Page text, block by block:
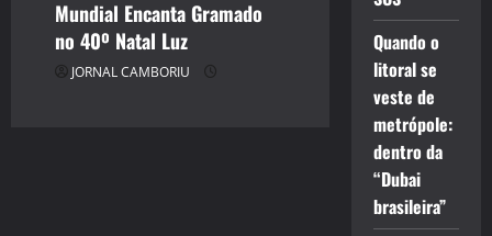
Mundial Encanta Gramado
no 40º Natal Luz
JORNAL CAMBORIU
Quando o
litoral se
veste de
metrópole:
dentro da
“Dubai
brasileira”